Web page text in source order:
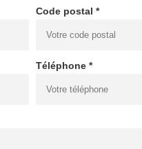
Code postal *
Téléphone *